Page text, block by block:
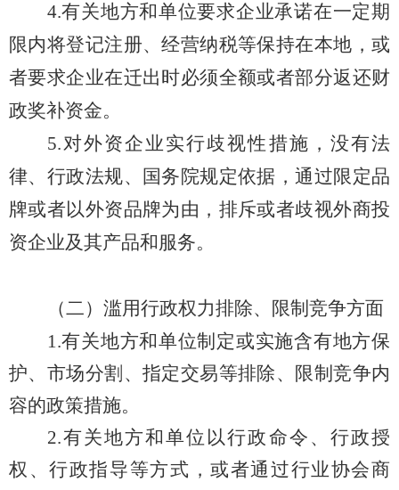
4.有关地方和单位要求企业承诺在一定期
限内将登记注册、经营纳税等保持在本地，或
者要求企业在迁出时必须全额或者部分返还财
政奖补资金。
5.对外资企业实行歧视性措施，没有法
律、行政法规、国务院规定依据，通过限定品
牌或者以外资品牌为由，排斥或者歧视外商投
资企业及其产品和服务。
（二）滥用行政权力排除、限制竞争方面
1.有关地方和单位制定或实施含有地方保
护、市场分割、指定交易等排除、限制竞争内
容的政策措施。
2.有关地方和单位 以行政命令、行政授
权、行政指导等方式，或者通过行业协会商